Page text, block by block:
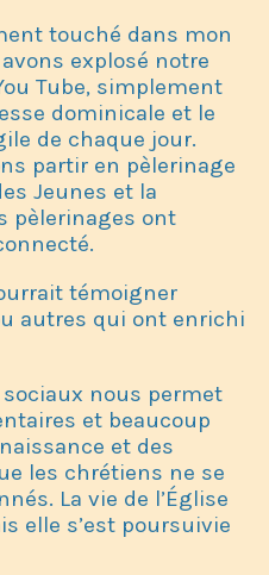
touché dans mon
explosé notre
Tube, simplement
dominicale et le
de chaque jour.
partir en pèlerinage
Jeunes et la
pèlerinages ont
témoigner
autres qui ont enrichi
sociaux nous permet
et beaucoup
et des
les chrétiens ne se
La vie de l’Église
elle s’est poursuivie